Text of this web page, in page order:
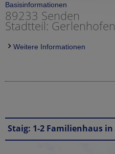
Basisinformationen
89233 Senden
Stadtteil: Gerlenhofen
Weitere Informationen